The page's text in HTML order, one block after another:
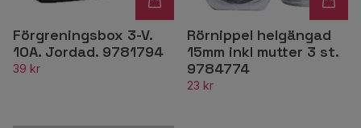
Förgreningsbox 3-V.
10A. Jordad. 9781794
39 kr
Rörnippel helgängad
15mm inkl mutter 3 st.
9784774
23 kr